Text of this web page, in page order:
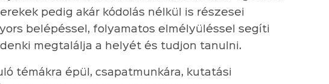
pedig akár kódolás nélkül is részesei
belépéssel, folyamatos elmélyüléssel segíti
megtalálja a helyét és tudjon tanulni.
témákra épül, csapatmunkára, kutatási